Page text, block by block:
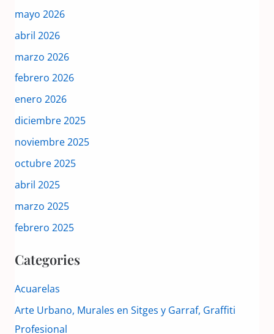
mayo 2026
abril 2026
marzo 2026
febrero 2026
enero 2026
diciembre 2025
noviembre 2025
octubre 2025
abril 2025
marzo 2025
febrero 2025
Categories
Acuarelas
Arte Urbano, Murales en Sitges y Garraf, Graffiti
Profesional